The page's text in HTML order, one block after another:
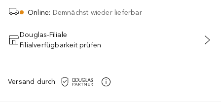
Online: Demnächst wieder lieferbar
Douglas-Filiale
Filialverfügbarkeit prüfen
Versand durch